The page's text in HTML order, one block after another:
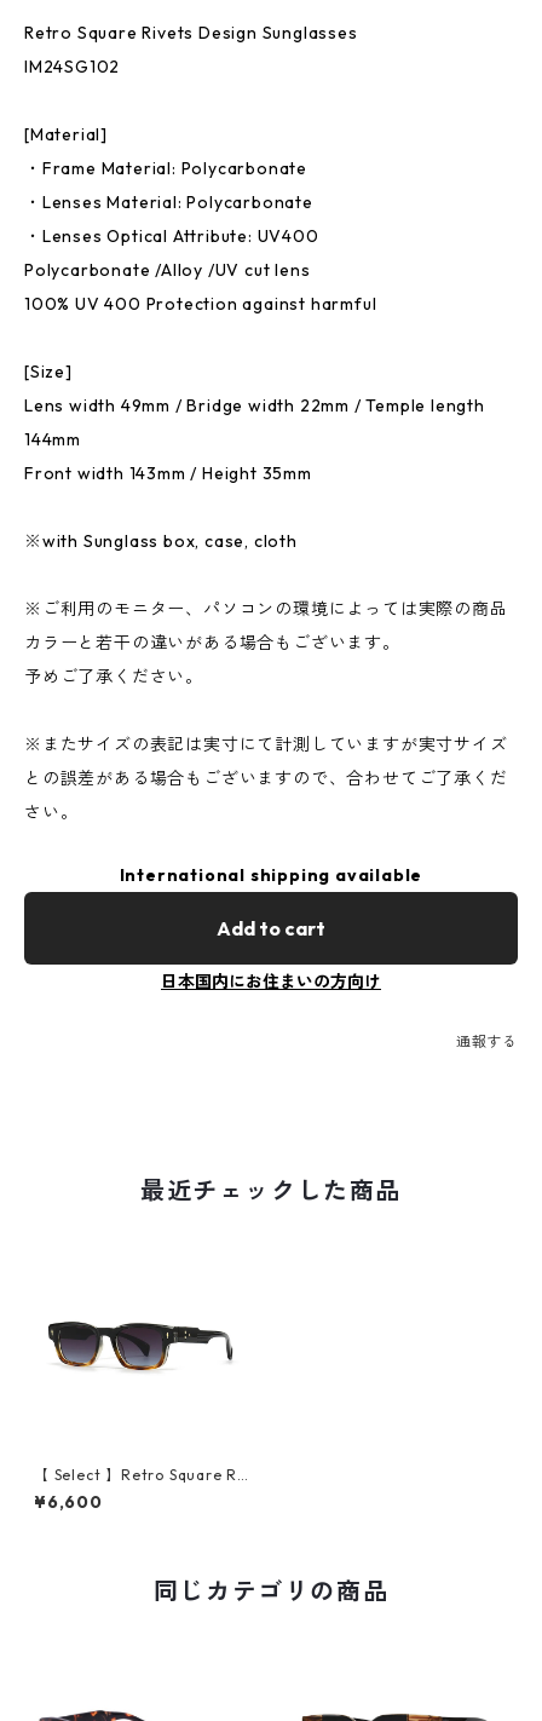
Retro Square Rivets Design Sunglasses
IM24SG102
[Material]
・Frame Material: Polycarbonate
・Lenses Material: Polycarbonate
・Lenses Optical Attribute: UV400
Polycarbonate /Alloy /UV cut lens
100% UV 400 Protection against harmful
[Size]
Lens width 49mm / Bridge width 22mm / Temple length
144mm
Front width 143mm / Height 35mm
※with Sunglass box, case, cloth
※ご利用のモニター、パソコンの環境によっては実際の商品
カラーと若干の違いがある場合もございます。
予めご了承ください。
※またサイズの表記は実寸にて計測していますが実寸サイズ
との誤差がある場合もございますので、合わせてご了承くだ
さい。
International shipping available
Add to cart
日本国内にお住まいの方向け
通報する
最近チェックした商品
【 Select 】Retro Square Ri
vets Design Sunglasses (Bl
ack/Grey #2)
¥6,600
同じカテゴリの商品